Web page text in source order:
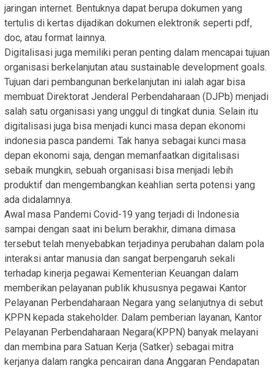
jaringan internet. Bentuknya dapat berupa dokumen yang
tertulis di kertas dijadikan dokumen elektronik seperti pdf,
doc, atau format lainnya.
Digitalisasi juga memiliki peran penting dalam mencapai tujuan
organisasi berkelanjutan atau sustainable development goals.
Tujuan dari pembangunan berkelanjutan ini ialah agar bisa
membuat Direktorat Jenderal Perbendaharaan (DJPb) menjadi
salah satu organisasi yang unggul di tingkat dunia. Selain itu
digitalisasi juga bisa menjadi kunci masa depan ekonomi
indonesia pasca pandemi. Tak hanya sebagai kunci masa
depan ekonomi saja, dengan memanfaatkan digitalisasi
sebaik mungkin, sebuah organisasi bisa menjadi lebih
produktif dan mengembangkan keahlian serta potensi yang
ada didalamnya.
Awal masa Pandemi Covid-19 yang terjadi di Indonesia
sampai dengan saat ini belum berakhir, dimana dimasa
tersebut telah menyebabkan terjadinya perubahan dalam pola
interaksi antar manusia dan sangat berpengaruh sekali
terhadap kinerja pegawai Kementerian Keuangan dalam
memberikan pelayanan publik khususnya pegawai Kantor
Pelayanan Perbendaharaan Negara yang selanjutnya di sebut
KPPN kepada stakeholder. Dalam pemberian layanan, Kantor
Pelayanan Perbendaharaan Negara(KPPN) banyak melayani
dan membina para Satuan Kerja (Satker) sebagai mitra
kerjanya dalam rangka pencairan dana Anggaran Pendapatan